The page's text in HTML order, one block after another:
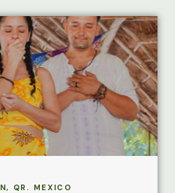
QR. MEXICO